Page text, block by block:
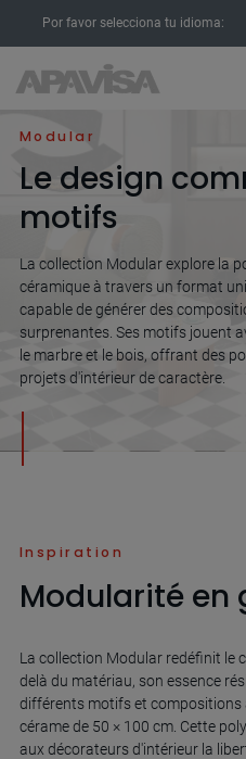
Por favor selecciona tu idioma:
Modular
Le design
motifs
La collection Modular explore la
céramique à travers un format
capable de générer des
surprenantes. Ses motifs jouent
le marbre et le bois, offrant des
projets d'intérieur de caractère.
Inspiration
Modularité en
La collection Modular redéfinit le
delà du matériau, son essence
différents motifs et compositions
cérame de 50 × 100 cm. Cette
aux décorateurs d'intérieur la